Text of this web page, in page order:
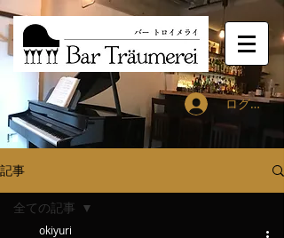
ログイン
記事
全ての記事
okiyuri